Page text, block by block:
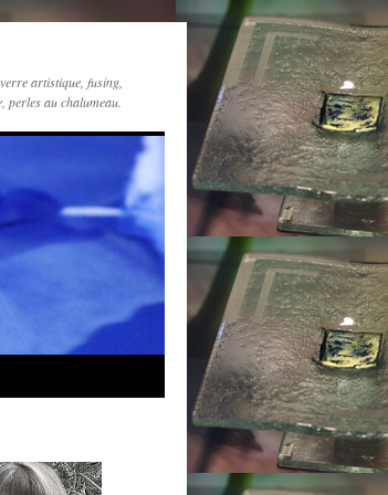
artistique, fusing,
perles au chalumeau.